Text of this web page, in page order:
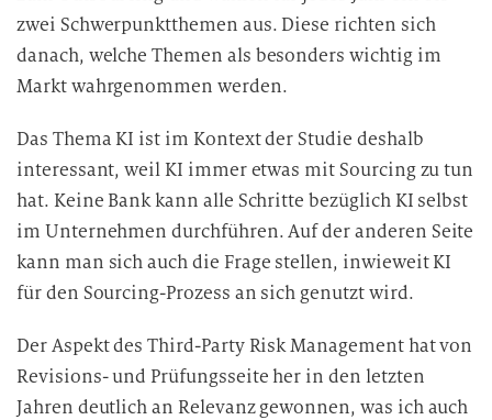
zwei Schwerpunktthemen aus. Diese richten sich
danach, welche Themen als besonders wichtig im
Markt wahrgenommen werden.
Das Thema KI ist im Kontext der Studie deshalb
interessant, weil KI immer etwas mit Sourcing zu tun
hat. Keine Bank kann alle Schritte bezüglich KI selbst
im Unternehmen durchführen. Auf der anderen Seite
kann man sich auch die Frage stellen, inwieweit KI
für den Sourcing-Prozess an sich genutzt wird.
Der Aspekt des Third-Party Risk Management hat von
Revisions- und Prüfungsseite her in den letzten
Jahren deutlich an Relevanz gewonnen, was ich auch